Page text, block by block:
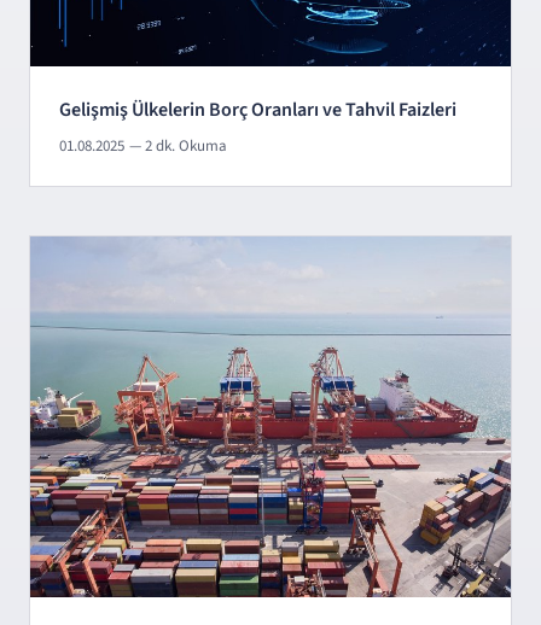
Gelişmiş Ülkelerin Borç Oranları ve Tahvil Faizleri
01.08.2025 — 2 dk. Okuma